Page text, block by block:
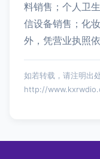
料销售；个人卫
信设备销售；化
外，凭营业执照
如若转载，请注明出
http://